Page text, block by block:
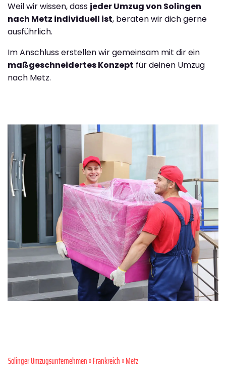
Weil wir wissen, dass jeder Umzug von Solingen
nach Metz individuell ist, beraten wir dich gerne
ausführlich.
Im Anschluss erstellen wir gemeinsam mit dir ein
maßgeschneidertes Konzept für deinen Umzug
nach Metz.
Solinger Umzugsunternehmen»Frankreich» Metz